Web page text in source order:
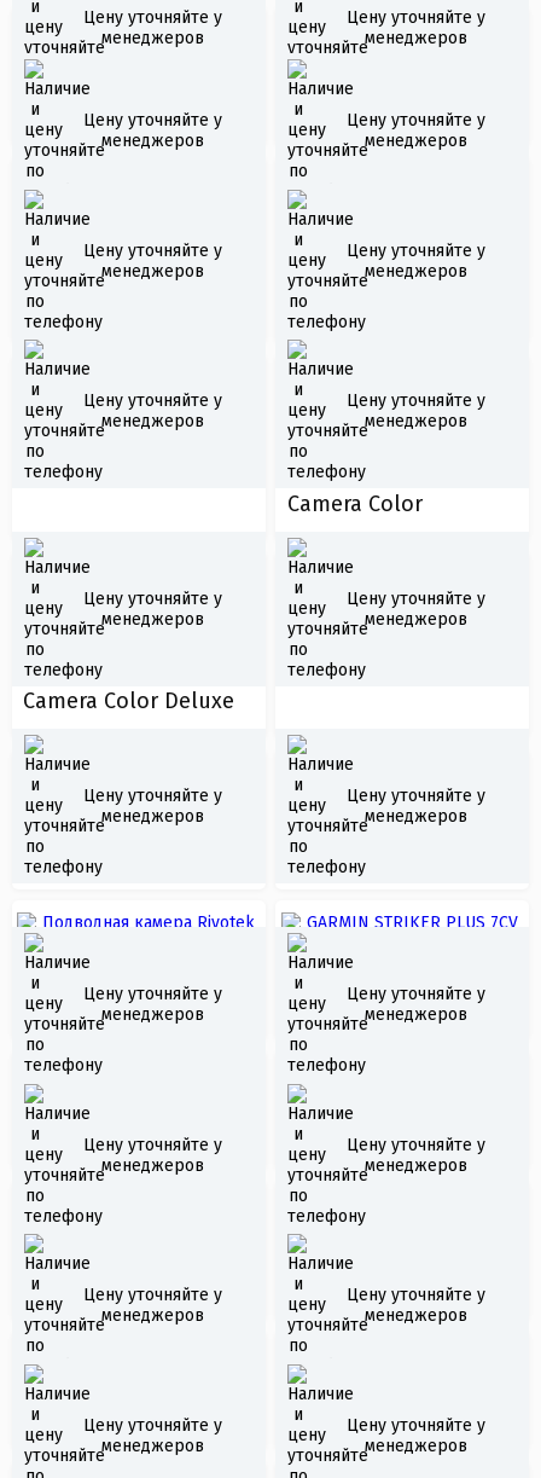
Цену уточняйте у
менеджеров
Цену уточняйте у
менеджеров
Цену уточняйте у
менеджеров
Цену уточняйте у
менеджеров
Цену уточняйте у
менеджеров
Жилет спасательный
детский "Дон РР"
Цену уточняйте у
менеджеров
Подводная камера
Rivotek LQ-3505D
Цену уточняйте у
менеджеров
Эхолот портативный
JJ-Connect Fisherman
200 Ice Edition mark II
Цену уточняйте у
менеджеров
Подводная камера
Rivotek LQ-5025D
Цену уточняйте у
менеджеров
Жилет спасательный
"Дон РО " до 95 кг.
Цену уточняйте у
менеджеров
Подводная камера JJ-
Connect Underwater
Camera Color
Цену уточняйте у
менеджеров
Подводная Камера JJ-
Connect Underwater
Camera Color Deluxe
Цену уточняйте у
менеджеров
Якорь складной тип
А 3,2кг
Цену уточняйте у
менеджеров
Garmin STRIKER 4
Цену уточняйте у
менеджеров
Подводная камера
Rivotek LQ-3215
Цену уточняйте у
менеджеров
Подводная камера
Rivotek LQ-3505T
Цену уточняйте у
менеджеров
GARMIN STRIKER PLUS
7CV GT20
Цену уточняйте у
менеджеров
Кресло надувное
Цену уточняйте у
менеджеров
Якорь складной тип
А 2,5кг
Цену уточняйте у
менеджеров
Жилет спасательный
"Стандарт-В"
Цену уточняйте у
менеджеров
Жилет спасательный
"Стандарт-ВП"
Кресло надувное
Пиранья
Якорь складной тип
В 0,7кг